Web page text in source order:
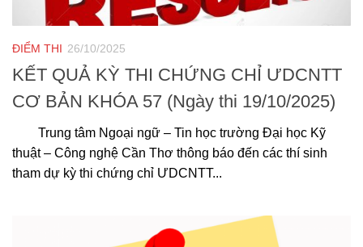
ĐIỂM THI 26/10/2025
KẾT QUẢ KỲ THI CHỨNG CHỈ ƯDCNTT
CƠ BẢN KHÓA 57 (Ngày thi 19/10/2025)
Trung tâm Ngoại ngữ – Tin học trường Đại học Kỹ
thuật – Công nghệ Cần Thơ thông báo đến các thí sinh
tham dự kỳ thi chứng chỉ ƯDCNTT...